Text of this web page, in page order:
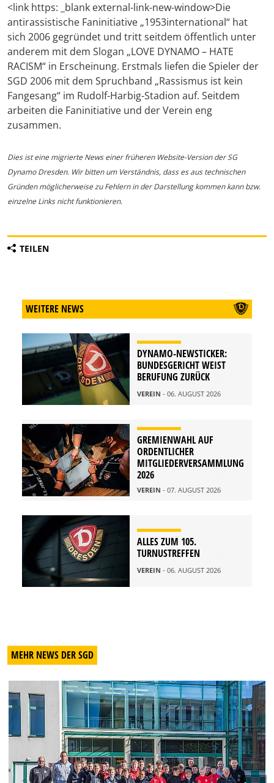
<link https: _blank external-link-new-window>Die
antirassistische Faninitiative „1953international“ hat
sich 2006 gegründet und tritt seitdem öffentlich unter
anderem mit dem Slogan „LOVE DYNAMO – HATE
RACISM“ in Erscheinung. Erstmals liefen die Spieler der
SGD 2006 mit dem Spruchband „Rassismus ist kein
Fangesang“ im Rudolf-Harbig-Stadion auf. Seitdem
arbeiten die Faninitiative und der Verein eng
zusammen.
Dies ist eine migrierte News einer früheren Website-Version der SG
Dynamo Dresden. Wir bitten um Verständnis, dass es aus technischen
Gründen möglicherweise zu Fehlern in der Darstellung kommen kann bzw.
einzelne Links nicht funktionieren.
TEILEN
WEITERE NEWS
DYNAMO-NEWSTICKER:
BUNDESGERICHT WEIST
BERUFUNG ZURÜCK
VEREIN - 06. AUGUST 2026
GREMIENWAHL AUF
ORDENTLICHER
MITGLIEDERVERSAMMLUNG
2026
VEREIN - 07. AUGUST 2026
ALLES ZUM 105.
TURNUSTREFFEN
VEREIN - 06. AUGUST 2026
MEHR NEWS DER SGD